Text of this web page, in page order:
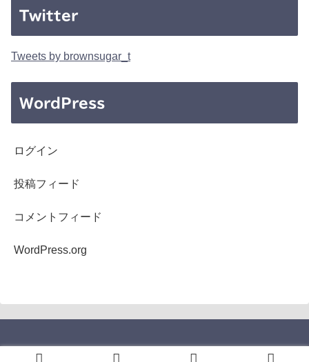
Twitter
Tweets by brownsugar_t
WordPress
ログイン
投稿フィード
コメントフィード
WordPress.org